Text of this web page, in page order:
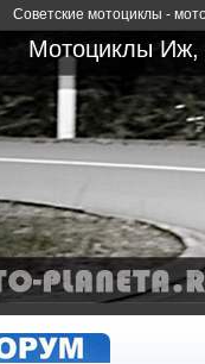
Советские мотоциклы -
Мотоциклы Иж,